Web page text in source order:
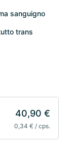
sanguigno
trans
40,90 €
0,34 € / cps.